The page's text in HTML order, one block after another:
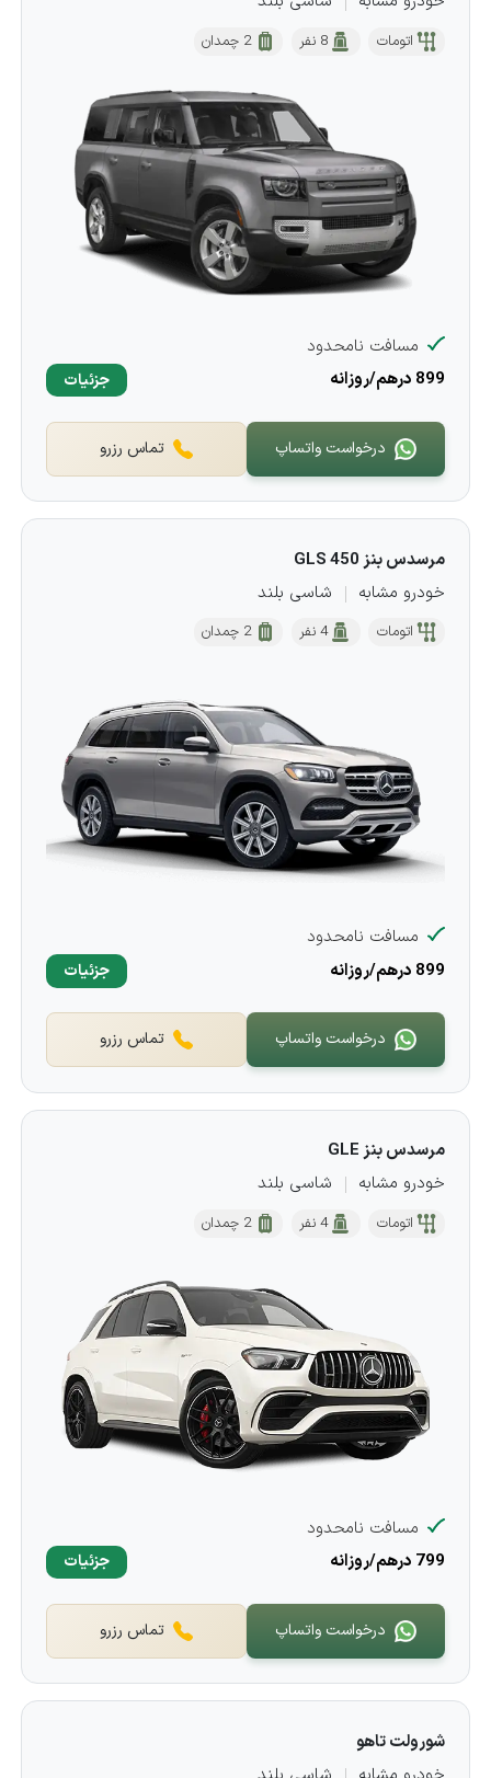
اتومات 8 نفر 2 چمدان
مسافت نامحدود
899 درهم/روزانه
جزئیات
درخواست واتساپ تماس رزرو
مرسدس بنز GLS 450
خودرو مشابه
شاسی بلند
اتومات 4 نفر 2 چمدان
مسافت نامحدود
899 درهم/روزانه
جزئیات
درخواست واتساپ تماس رزرو
مرسدس بنز GLE
خودرو مشابه
شاسی بلند
اتومات 4 نفر 2 چمدان
مسافت نامحدود
799 درهم/روزانه
جزئیات
درخواست واتساپ تماس رزرو
شورولت تاهو